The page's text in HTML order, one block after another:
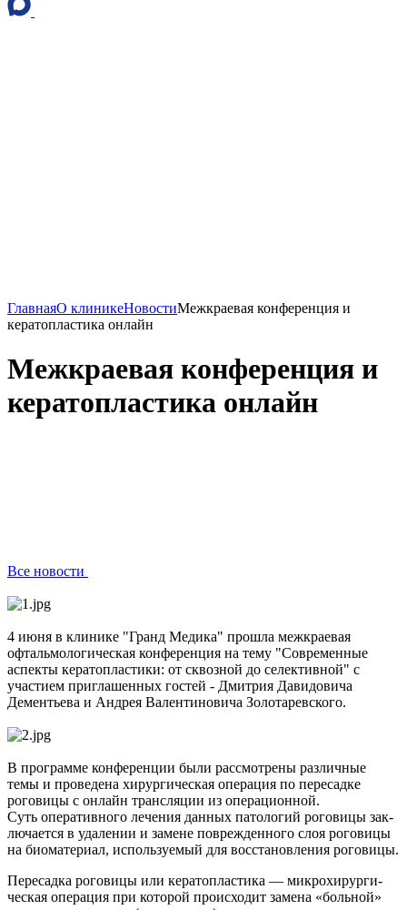
ГлавнаяО клиникеНовостиМежкраевая конференция и
кератопластика онлайн
Межкраевая конференция и
кератопластика онлайн
Все новости
4 июня в клинике "Гранд Медика" прошла межкраевая
офтальмологическая конференция на тему "Современные
аспекты кератопластики: от сквозной до селективной" с
участием приглашенных гостей - Дмитрия Давидовича
Дементьева и Андрея Валентиновича Золотаревского.
В программе конференции были рассмотрены различные
темы и проведена хирургическая операция по пересадке
роговицы с онлайн трансляции из операционной.
Суть опе­ратив­но­го ле­чения дан­ных па­толо­гий ро­гови­цы зак­
лю­ча­ет­ся в уда­лении и за­мене пов­режден­но­го слоя ро­гови­цы
на би­ома­тери­ал, ис­поль­зу­емый для вос­ста­нов­ле­ния ро­гови­цы.
Пе­ресад­ка ро­гови­цы или ке­ратоп­ласти­ка — мик­ро­хирур­ги­
чес­кая опе­рация при ко­торой про­ис­хо­дит за­мена «боль­ной»